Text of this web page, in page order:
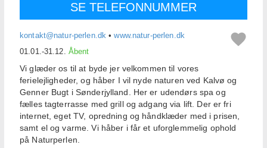
SE TELEFONNUMMER
kontakt@natur-perlen.dk •www.natur-perlen.dk
01.01.-31.12. Åbent
Vi glæder os til at byde jer velkommen til vores
ferielejligheder, og håber I vil nyde naturen ved Kalvø og
Genner Bugt i Sønderjylland. Her er udendørs spa og
fælles tagterrasse med grill og adgang via lift. Der er fri
internet, eget TV, opredning og håndklæder med i prisen,
samt el og varme. Vi håber i får et uforglemmelig ophold
på Naturperlen.